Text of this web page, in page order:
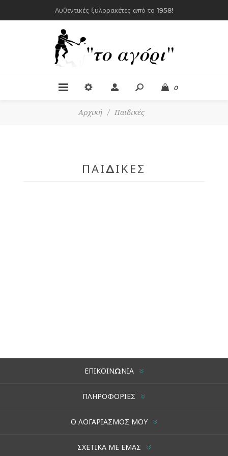
Αυθεντικές ξυλορακέτες από το 1958!
0
Αρχική / Παιδικές
ΠΑΙΔΙΚΈΣ
ΕΠΙΚΟΙΝΩΝΊΑ
ΠΛΗΡΟΦΟΡΊΕΣ
Ο ΛΟΓΑΡΙΑΣΜΌΣ ΜΟΥ
ΣΧΕΤΙΚΆ ΜΕ ΕΜΆΣ